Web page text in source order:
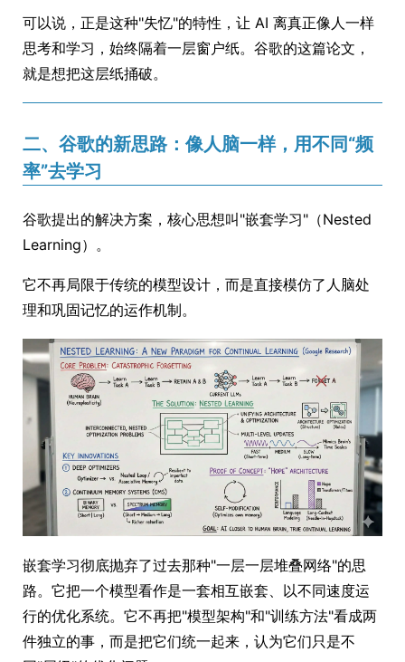
可以说，正是这种"失忆"的特性，让 AI 离真正像人一样
思考和学习，始终隔着一层窗户纸。谷歌的这篇论文，
就是想把这层纸捅破。
二、谷歌的新思路：像人脑一样，用不同“频
率”去学习
谷歌提出的解决方案，核心思想叫"嵌套学习"（Nested
Learning）。
它不再局限于传统的模型设计，而是直接模仿了人脑处
理和巩固记忆的运作机制。
嵌套学习彻底抛弃了过去那种"一层一层堆叠网络"的思
路。它把一个模型看作是一套相互嵌套、以不同速度运
行的优化系统。它不再把"模型架构"和"训练方法"看成两
件独立的事，而是把它们统一起来，认为它们只是不